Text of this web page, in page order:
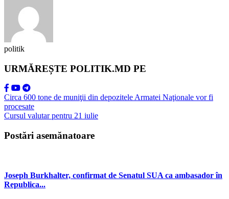
politik
URMĂREȘTE POLITIK.MD PE
Circa 600 tone de muniţii din depozitele Armatei Naţionale vor fi
procesate
Cursul valutar pentru 21 iulie
Postări asemănatoare
Joseph Burkhalter, confirmat de Senatul SUA ca ambasador în
Republica...